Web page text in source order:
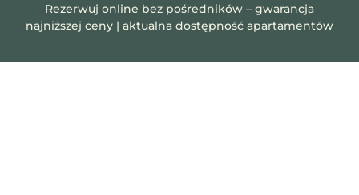
Rezerwuj online bez pośredników – gwarancja
najniższej ceny | aktualna dostępność apartamentów